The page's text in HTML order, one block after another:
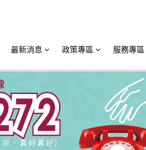
最新消息 政策專區 服務專區